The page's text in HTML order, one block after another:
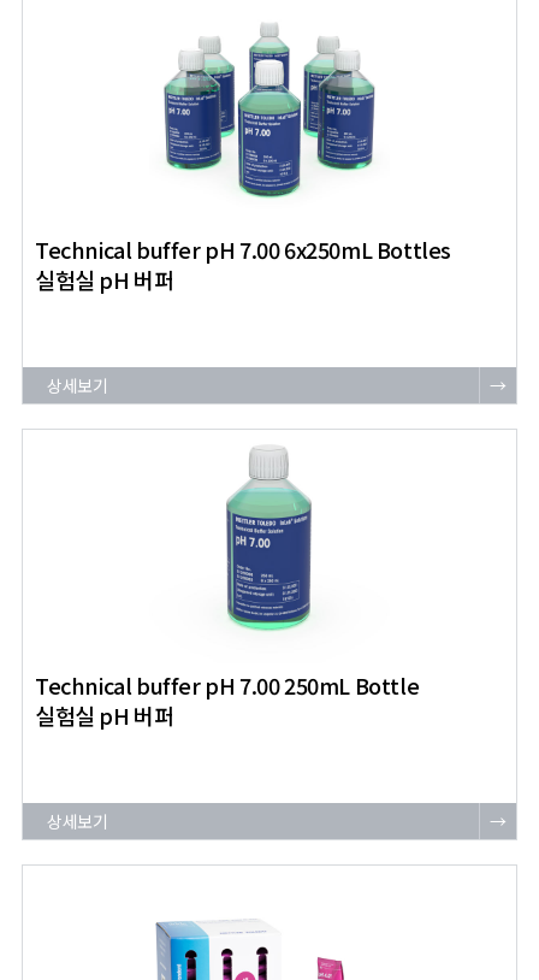
Technical buffer pH 7.00 6x250mL Bottles
실험실 pH 버퍼
상세보기 →
Technical buffer pH 7.00 250mL Bottle
실험실 pH 버퍼
상세보기 →